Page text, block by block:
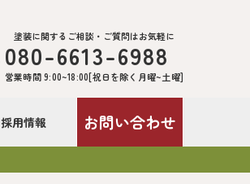
塗装に関するご相談・ご質問はお気軽に
080-6613-6988
営業時間 9:00~18:00[祝日を除く月曜~土曜]
採用情報 お問い合わせ